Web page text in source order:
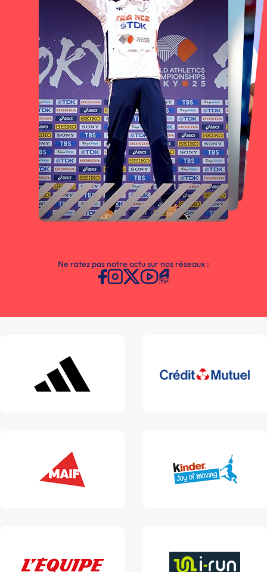
Ne ratez pas notre actu sur nos réseaux :